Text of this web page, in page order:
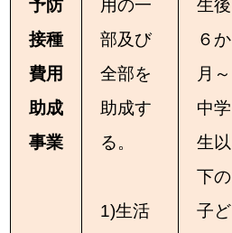
予防
接種
費用
助成
事業
用の一
部及び
全部を
助成す
る。
1)生活
生後
６か
月～
中学
生以
下の
子ど